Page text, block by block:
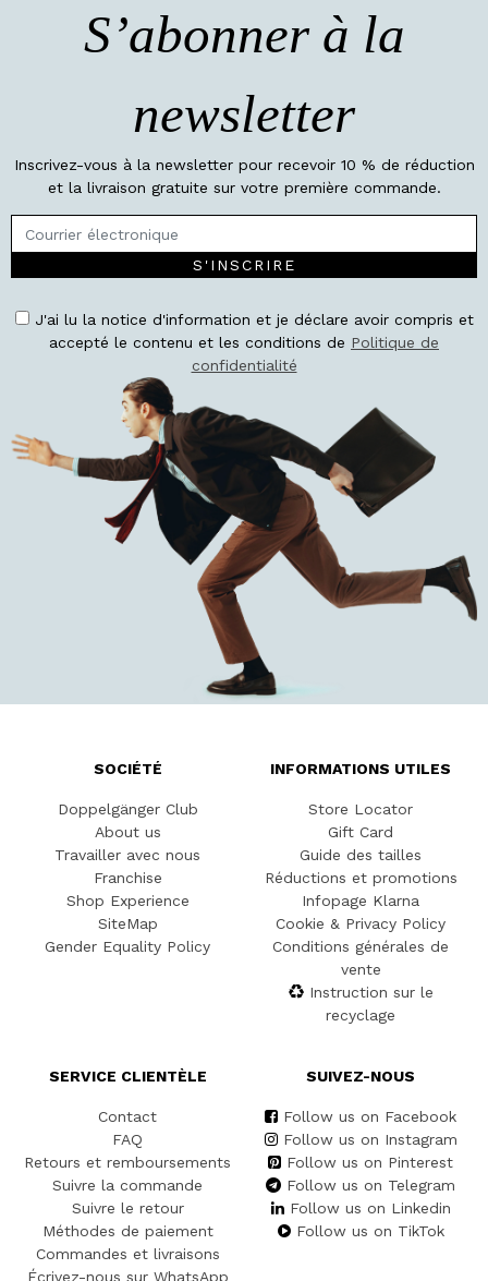
S’abonner à la
newsletter
Inscrivez-vous à la newsletter pour recevoir 10 % de réduction
et la livraison gratuite sur votre première commande.
S'INSCRIRE
J'ai lu la notice d'information et je déclare avoir compris et
accepté le contenu et les conditions de Politique de
confidentialité
SOCIÉTÉ
Doppelgänger Club
About us
Travailler avec nous
Franchise
Shop Experience
SiteMap
Gender Equality Policy
INFORMATIONS UTILES
Store Locator
Gift Card
Guide des tailles
Réductions et promotions
Infopage Klarna
Cookie & Privacy Policy
Conditions générales de
vente
Instruction sur le
recyclage
SERVICE CLIENTÈLE
Contact
FAQ
Retours et remboursements
Suivre la commande
Suivre le retour
Méthodes de paiement
Commandes et livraisons
Écrivez-nous sur WhatsApp
SUIVEZ-NOUS
Follow us on Facebook
Follow us on Instagram
Follow us on Pinterest
Follow us on Telegram
Follow us on Linkedin
Follow us on TikTok